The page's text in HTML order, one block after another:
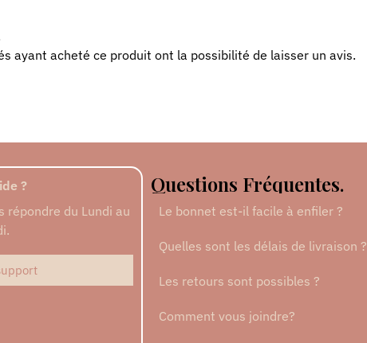
ayant acheté ce produit ont la possibilité de laisser un avis.
?
répondre du Lundi au
Questions Fréquentes.
Le bonnet est-il facile à enfiler ?
Quelles sont les délais de livraison ?
Les retours sont possibles ?
Comment vous joindre?